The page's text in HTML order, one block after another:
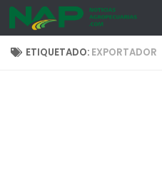
Skip to content
ETIQUETADO: EXPORTADOR